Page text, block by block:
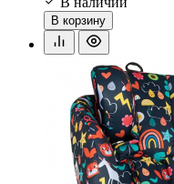
В корзину